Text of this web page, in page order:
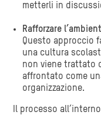
metterli in
Rafforzare
Questo approccio
una cultura
non viene trattato
affrontato come
organizzazione.
Il processo